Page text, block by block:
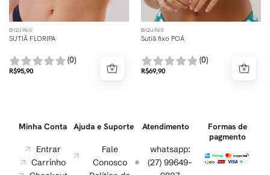
BIQUÍNIS
SUTIÃ FLORIPA
(0)
R$95,90
BIQUÍNIS
Sutiã fixo POÁ
(0)
R$69,90
Minha Conta
Entrar
Carrinho
Ajuda e Suporte
Fale
Conosco
Atendimento
whatsapp:
(27) 99649-
Formas de
pagmento